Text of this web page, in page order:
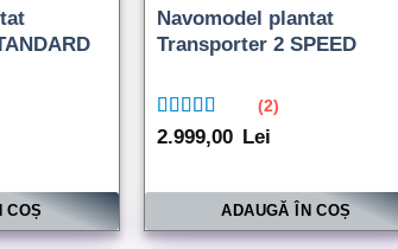
COȘ
Navomodel plantat
Transporter 2 SPEED
Evaluat la
din 5
(2)
2.999,00 Lei
ADAUGĂ ÎN COȘ